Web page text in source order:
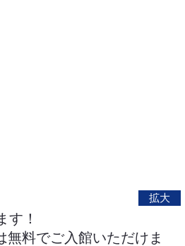
す！
料でご入館いただけま